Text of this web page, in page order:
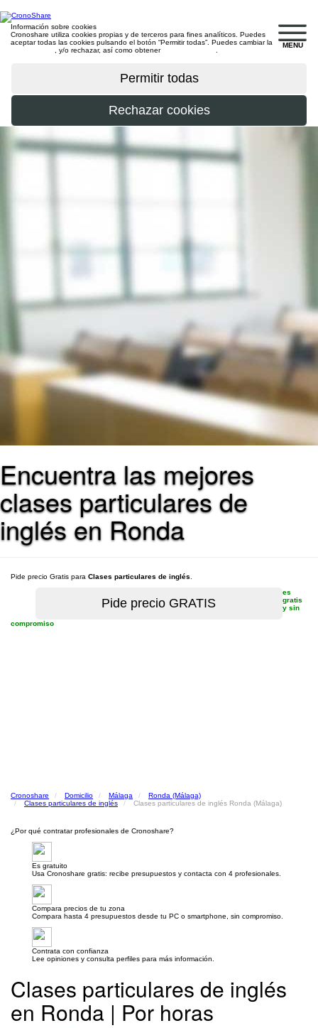
MENU
Información sobre cookies
Cronoshare utiliza cookies propias y de terceros para fines analíticos. Puedes
aceptar todas las cookies pulsando el botón “Permitir todas”. Puedes cambiar la
, y/o rechazar, así como obtener
Encuentra las mejores
clases particulares de
inglés en Ronda
Pide precio Gratis para Clases particulares de inglés
es
gratis
y sin
compromiso
Cronoshare Domicilio Málaga
Ronda (Málaga)
Clases particulares de inglés
Clases particulares de inglés Ronda (Málaga)
¿Por qué contratar profesionales de Cronoshare?
Es gratuito
Usa Cronoshare gratis: recibe presupuestos y contacta con 4 profesionales.
Compara precios de tu zona
Compara hasta 4 presupuestos desde tu PC o smartphone, sin compromiso.
Contrata con confianza
Lee opiniones y consulta perfiles para más información.
Clases particulares de inglés
en Ronda | Por horas